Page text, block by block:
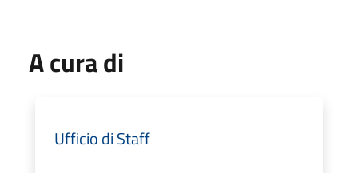
A cura di
Ufficio di Staff